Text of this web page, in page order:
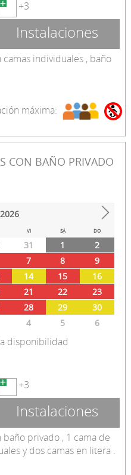
+3
Instalaciones
individuales , baño
máxima:
CON BAÑO PRIVADO
Next
2026
VI SÁ DO
31 1
2
7 8
9
14 15
16
21 22
23
28 29
30
4 5 6
disponibilidad
+3
Instalaciones
privado , 1 cama de
y dos camas en litera .